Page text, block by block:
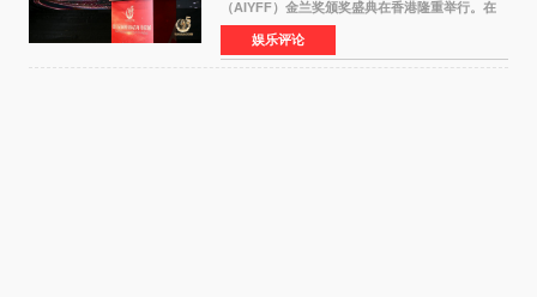
（AIYFF）金兰奖颁奖盛典在香港隆重举行。在
这场汇聚数百位海内外电影人、文化界人士及媒
体代表的亚洲青年影视盛会上，香港本土电影
《香港一夜》（Dawn in Ho
娱乐评论